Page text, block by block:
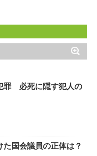
罪 必死に隠す犯人の
た国会議員の正体は？